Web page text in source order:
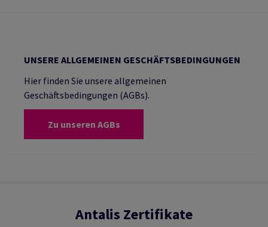
UNSERE ALLGEMEINEN GESCHÄFTSBEDINGUNGEN
Hier finden Sie unsere allgemeinen
Geschäftsbedingungen (AGBs).
Zu unseren AGBs
Antalis Zertifikate